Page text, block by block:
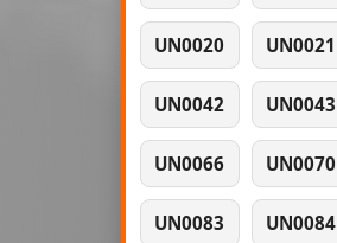
UN0020 UN0021
UN0042 UN0043
UN0066 UN0070
UN0083 UN0084